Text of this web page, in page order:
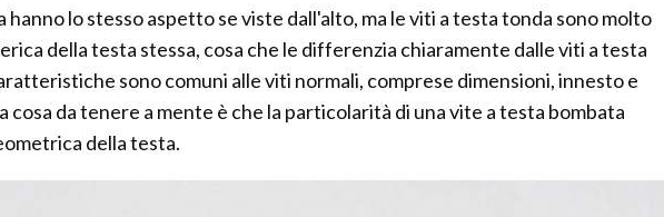
hanno lo stesso aspetto se viste dall'alto, ma le viti a testa tonda sono molto
della testa stessa, cosa che le differenzia chiaramente dalle viti a testa
sono comuni alle viti normali, comprese dimensioni, innesto e
da tenere a mente è che la particolarità di una vite a testa bombata
della testa.